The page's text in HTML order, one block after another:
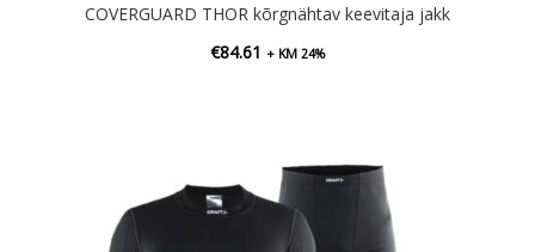
COVERGUARD THOR kõrgnähtav keevitaja jakk
€84.61 + KM 24%